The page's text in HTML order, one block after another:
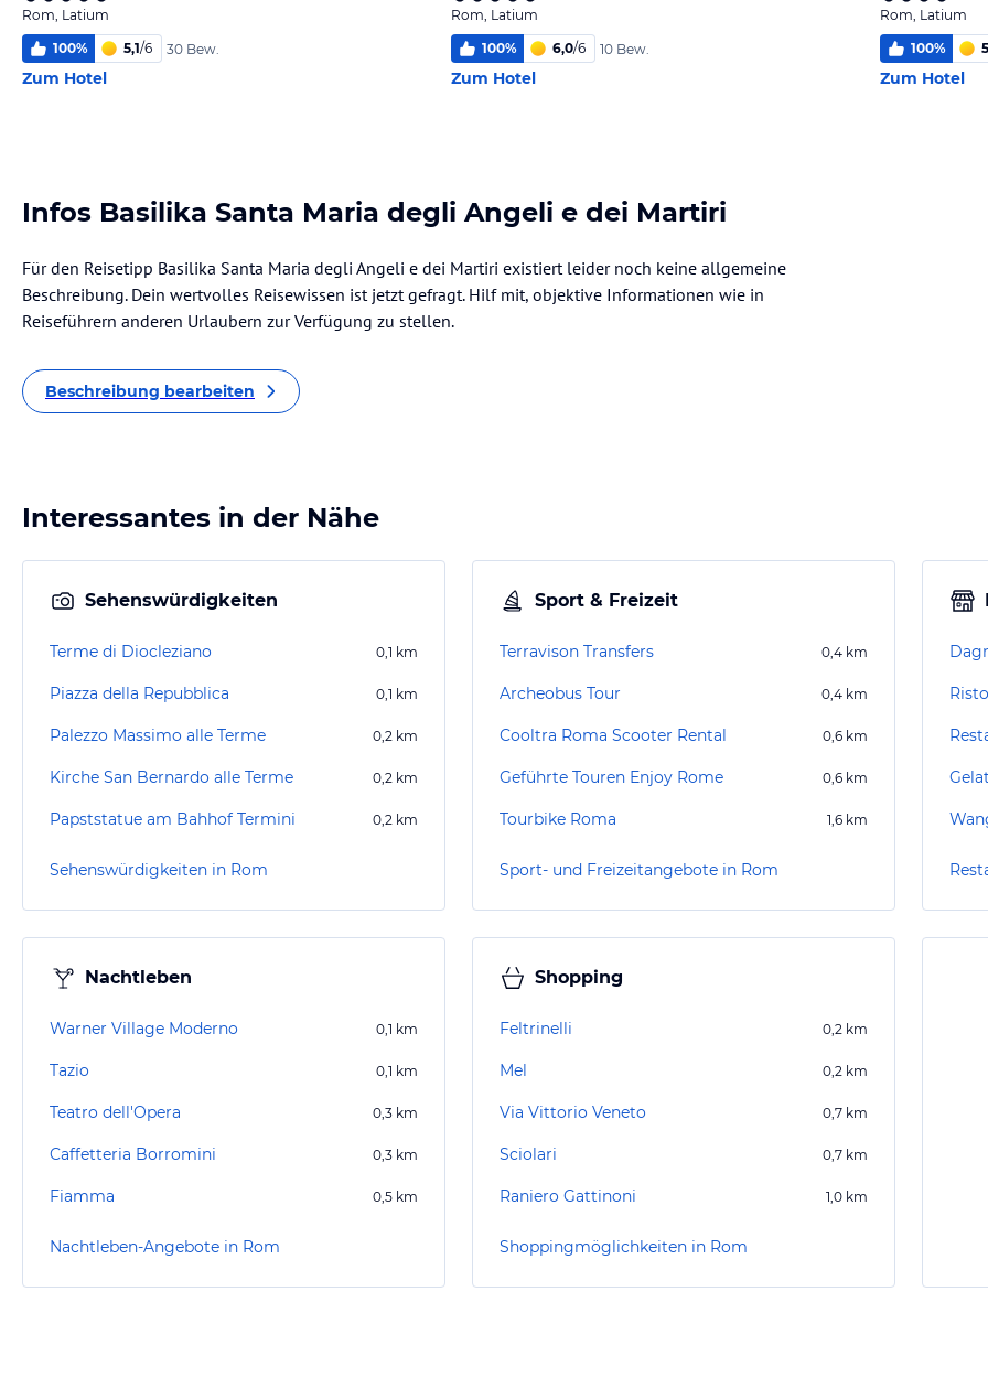
Rom, Latium
100% 5,1/6 30 Bew.
Zum Hotel
Rom, Latium
100% 6,0/6 10 Bew.
Zum Hotel
Rom, Latium
100%
Zum Hotel
Infos Basilika Santa Maria degli Angeli e dei Martiri
Für den Reisetipp Basilika Santa Maria degli Angeli e dei Martiri existiert leider noch keine allgemeine
Beschreibung. Dein wertvolles Reisewissen ist jetzt gefragt. Hilf mit, objektive Informationen wie in
Reiseführern anderen Urlaubern zur Verfügung zu stellen.
Beschreibung bearbeiten
Interessantes in der Nähe
Sehenswürdigkeiten
Terme di Diocleziano 0,1 km
Piazza della Repubblica 0,1 km
Palezzo Massimo alle Terme 0,2 km
Kirche San Bernardo alle Terme 0,2 km
Papststatue am Bahhof Termini 0,2 km
Sehenswürdigkeiten in Rom
Sport & Freizeit
Terravison Transfers 0,4 km
Archeobus Tour 0,4 km
Cooltra Roma Scooter Rental 0,6 km
Geführte Touren Enjoy Rome 0,6 km
Tourbike Roma 1,6 km
Sport- und Freizeitangebote in Rom
Nachtleben
Warner Village Moderno 0,1 km
Tazio 0,1 km
Teatro dell'Opera 0,3 km
Caffetteria Borromini 0,3 km
Fiamma 0,5 km
Nachtleben-Angebote in Rom
Shopping
Feltrinelli 0,2 km
Mel 0,2 km
Via Vittorio Veneto 0,7 km
Sciolari 0,7 km
Raniero Gattinoni 1,0 km
Shoppingmöglichkeiten in Rom